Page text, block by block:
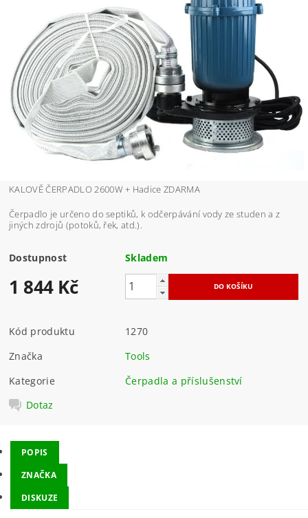
KALOVĚ ČERPADLO 2600W + Hadice ZDARMA
Čerpadlo je určeno do septiků, k odčerpávání vody ze studen a z
jiných zdrojů (potoků, řek, atd.).
Dostupnost Skladem
1 844 Kč
Kód produktu
1270
Značka
Tools
Kategorie
Čerpadla a příslušenství
Dotaz
POPIS
ZNAČKA
DISKUZE